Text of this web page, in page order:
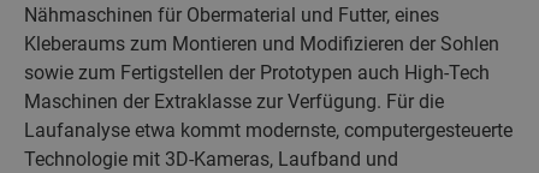
Nähmaschinen für Obermaterial und Futter, eines
Kleberaums zum Montieren und Modifizieren der Sohlen
sowie zum Fertigstellen der Prototypen auch High-Tech
Maschinen der Extraklasse zur Verfügung. Für die
Laufanalyse etwa kommt modernste, computergesteuerte
Technologie mit 3D-Kameras, Laufband und